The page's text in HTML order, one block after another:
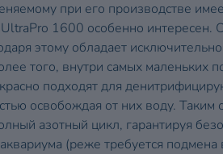
при его производстве
1600 особенно интересен.
этому обладает
того, внутри самых маленьких
подходят для
освобождая от них воду.
азотный цикл, гарантируя
(реже требуется